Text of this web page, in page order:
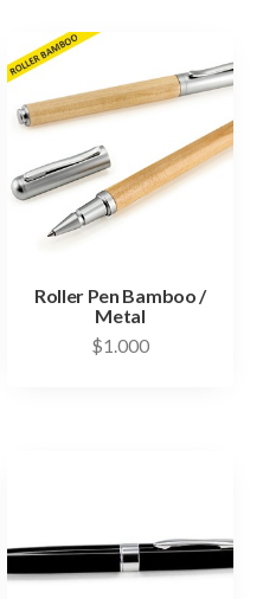
Roller Pen Bamboo /
Metal
$1.000